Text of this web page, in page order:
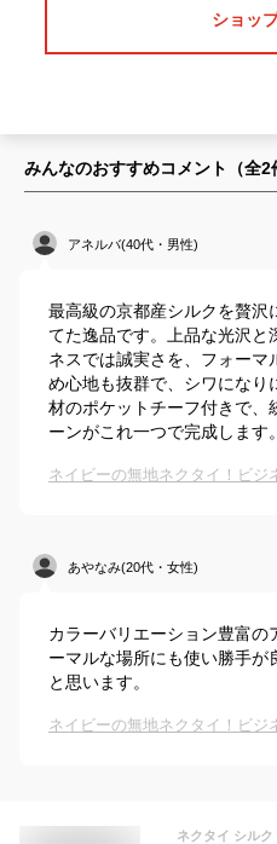
ショッ
みんなのおすすめコメント（全2
アネルバ(40代・男性)
最高級の京都産シルクを贅沢
てた逸品です。上品な光沢と
ネスでは誠実さを、フォー
め心地も抜群で、シワになり
材のポケットチーフ付きで、
ーンがこれ一つで完成します。
あやなみ(20代・女性)
カラーバリエーション豊富の
ーマルな場所にも使い勝手
と思います。